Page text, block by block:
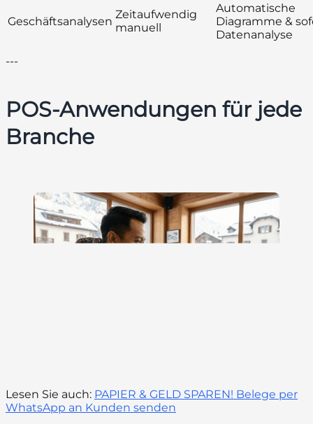
Geschäftsanalysen
Zeitaufwendig
manuell
Automatische
Diagramme &
Datenanalyse
---
POS-Anwendungen für jede
Branche
Lesen Sie auch: PAPIER & GELD SPAREN! Belege per
WhatsApp an Kunden senden